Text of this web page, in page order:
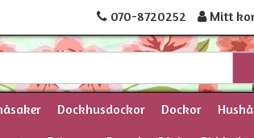
070-8720252 Mitt
Dockhusdockor Dockor